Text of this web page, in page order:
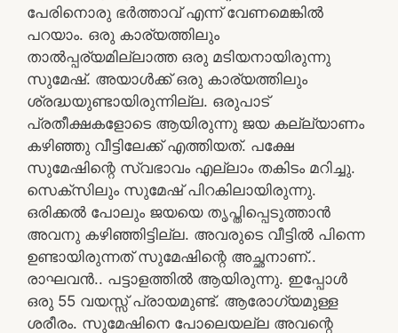
പേരിനൊരു ഭർത്താവ് എന്ന് വേണമെങ്കിൽ
പറയാം. ഒരു കാര്യത്തിലും
താൽപ്പര്യമില്ലാത്ത ഒരു മടിയനായിരുന്നു
സുമേഷ്. അയാൾക്ക് ഒരു കാര്യത്തിലും
ശ്രദ്ധയുണ്ടായിരുന്നില്ല. ഒരുപാട്
പ്രതീക്ഷകളോടെ ആയിരുന്നു ജയ കല്ല്യാണം
കഴിഞ്ഞു വീട്ടിലേക്ക് എത്തിയത്. പക്ഷേ
സുമേഷിന്റെ സ്വഭാവം എല്ലാം തകിടം മറിച്ചു.
സെക്സിലും സുമേഷ് പിറകിലായിരുന്നു.
ഒരിക്കൽ പോലും ജയയെ തൃപ്തിപ്പെടുത്താൻ
അവനു കഴിഞ്ഞിട്ടില്ല. അവരുടെ വീട്ടിൽ പിന്നെ
ഉണ്ടായിരുന്നത് സുമേഷിന്റെ അച്ഛനാണ്..
രാഘവൻ.. പട്ടാളത്തിൽ ആയിരുന്നു. ഇപ്പോൾ
ഒരു 55 വയസ്സ് പ്രായമുണ്ട്. ആരോഗ്യമുള്ള
ശരീരം. സുമേഷിനെ പോലെയല്ല അവന്റെ